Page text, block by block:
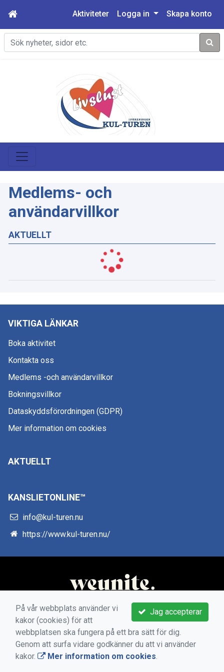
Aktiviteter Logga in Skapa konto
Sök
AKTUELLT
Medlems- och
användarvillkor
VIKTIGA LÄNKAR
Boka aktivitet
Kontakta oss
Medlems -och användarvillkor
Bokningsvillkor
Dataskyddsförordningen (GDPR)
Mer information om cookies
AKTUELLT
KANSLIETONLINE™
info@kul-turen.nu
https://www.kul-turen.nu/
Jag accepterar
På vår webbplats använder vi
kakor (cookies) för att
webbplatsen ska fungera på ett bra sätt för dig.
Genom att surfa vidare godkänner du att vi använder
kakor.
Mer information om cookies.